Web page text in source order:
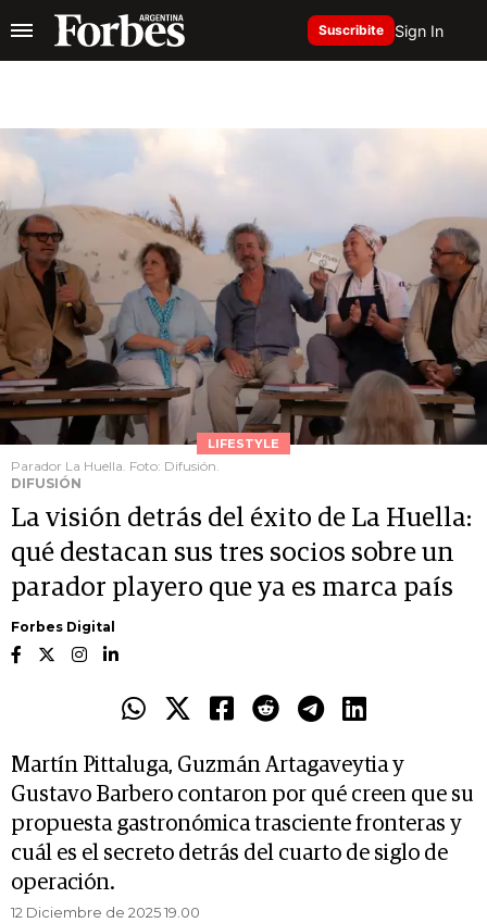
Suscribite Sign In
LIFESTYLE
Parador La Huella. Foto: Difusión.
DIFUSIÓN
La visión detrás del éxito de La Huella:
qué destacan sus tres socios sobre un
parador playero que ya es marca país
Forbes Digital
Martín Pittaluga, Guzmán Artagaveytia y
Gustavo Barbero contaron por qué creen que su
propuesta gastronómica trasciente fronteras y
cuál es el secreto detrás del cuarto de siglo de
operación.
12 Diciembre de 2025 19.00